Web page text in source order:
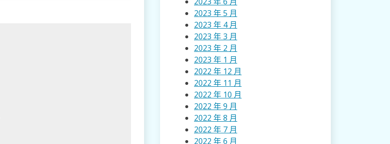
2023 年 5 月
2023 年 4 月
2023 年 3 月
2023 年 2 月
2023 年 1 月
2022 年 12 月
2022 年 11 月
2022 年 10 月
2022 年 9 月
2022 年 8 月
2022 年 7 月
2022 年 6 月